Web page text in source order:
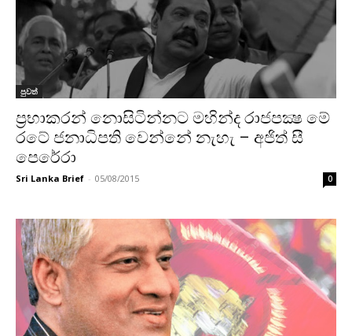
පුවත්
ප්‍රභාකරන් නොසිටින්නට මහින්ද රාජපක්‍ෂ මේ
රටේ ජනාධිපති වෙන්නේ නැහැ – අජිත් සී
පෙරේරා
Sri Lanka Brief - 05/08/2015 0